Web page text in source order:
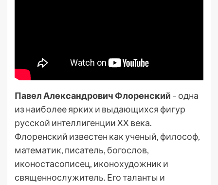
Павел Александрович Флоренский – одна
из наиболее ярких и выдающихся фигур
русской интеллигенции XX века.
Флоренский известен как ученый, философ,
математик, писатель, богослов,
иконостасописец, иконохудожник и
священнослужитель. Его таланты и